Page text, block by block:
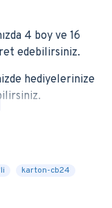
4 boy ve 16
edebilirsiniz.
hediyelerinize
karton-cb24